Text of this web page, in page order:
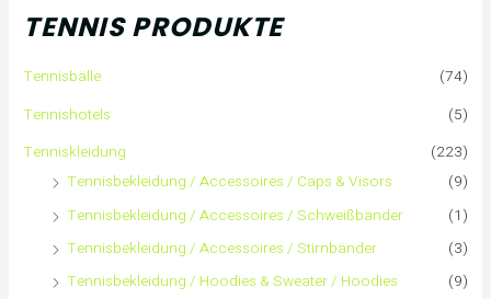
n
TENNIS PRODUKTE
Tennisbälle
(74)
Tennishotels
(5)
Tenniskleidung
(223)
Tennisbekleidung / Accessoires / Caps & Visors
(9)
Tennisbekleidung / Accessoires / Schweißbänder
(1)
Tennisbekleidung / Accessoires / Stirnbänder
(3)
Tennisbekleidung / Hoodies & Sweater / Hoodies
(9)